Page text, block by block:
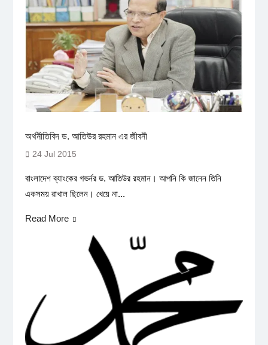
অর্থনীতিবিদ ড. আতিউর রহমান এর জীবনী
24 Jul 2015
বাংলাদেশ ব্যাংকের গভর্নর ড. আতিউর রহমান। আপনি কি জানেন তিনি
একসময় রাখাল ছিলেন। খেয়ে না...
Read More